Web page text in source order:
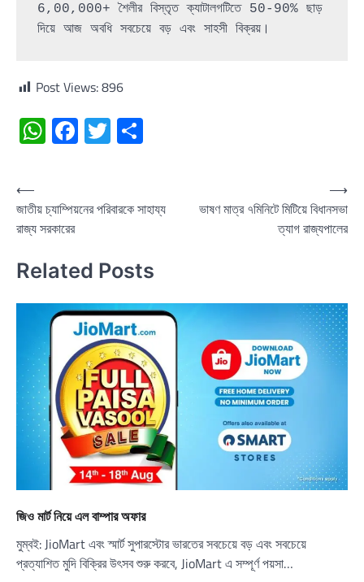
6,00,000+ শৈলীর বিস্তৃত ক্যাটালগটিতে 50-90% ছাড়
দিয়ে আজ অবধি সবচেয়ে বড় এবং সাহসী বিক্রয়।
Post Views:896
WhatsApp
Facebook
Twitter
Post
navigation
⟵
জাতীয় চ্যাম্পিয়নের পরিবারকে সাহায্য
রাজ্য সরকারের
ভাষণ মাত্র ৭মিনিটে মিটিয়ে বিধানসভা
ত্যাগ রাজ্যপালের
⟶
Related Posts
জিও মার্ট নিয়ে এল বাম্পার অফার
মুম্বই: JioMart এবং স্মার্ট সুপারস্টোর ভারতের সবচেয়ে বড় এবং সবচেয়ে
প্রত্যাশিত মুদি বিক্রির উৎসব শুরু করবে, JioMart এ সম্পূর্ণ পয়সা…